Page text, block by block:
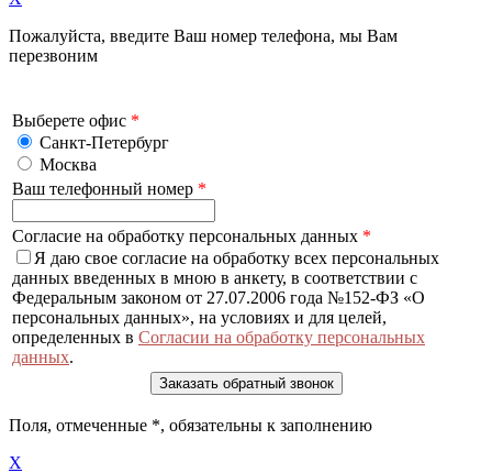
Пожалуйста, введите Ваш номер телефона, мы Вам
перезвоним
Выберете офис *
Санкт-Петербург
Москва
Ваш телефонный номер *
Согласие на обработку персональных данных *
Я даю свое согласие на обработку всех персональных
данных введенных в мною в анкету, в соответствии с
Федеральным законом от 27.07.2006 года №152-ФЗ «О
персональных данных», на условиях и для целей,
определенных в Согласии на обработку персональных
данных.
Поля, отмеченные *, обязательны к заполнению
X